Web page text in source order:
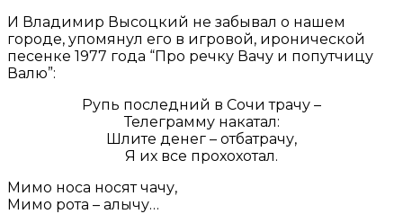
И Владимир Высоцкий не забывал о нашем
городе, упомянул его в игровой, иронической
песенке 1977 года “Про речку Вачу и попутчицу
Валю”:
Рупь последний в Сочи трачу –
Телеграмму накатал:
Шлите денег – отбатрачу,
Я их все прохохотал.
Мимо носа носят чачу,
Мимо рота – алычу…